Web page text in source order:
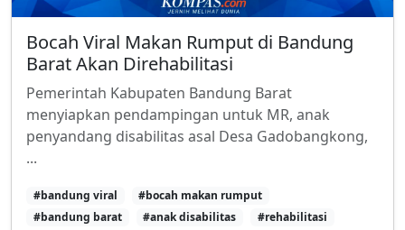
Bocah Viral Makan Rumput di Bandung
Barat Akan Direhabilitasi
Pemerintah Kabupaten Bandung Barat
menyiapkan pendampingan untuk MR, anak
penyandang disabilitas asal Desa Gadobangkong,
...
#bandung viral
#bocah makan rumput
#bandung barat
#anak disabilitas
#rehabilitasi